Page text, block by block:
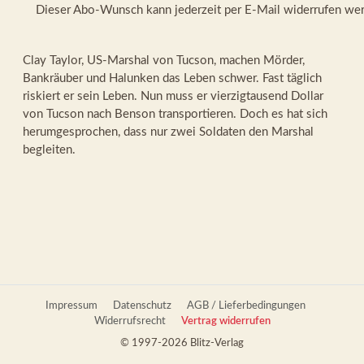
Dieser Abo-Wunsch kann jederzeit per E-Mail widerrufen
Clay Taylor, US-Marshal von Tucson, machen Mörder,
Bankräuber und Halunken das Leben schwer. Fast täglich
riskiert er sein Leben. Nun muss er vierzigtausend Dollar
von Tucson nach Benson transportieren. Doch es hat sich
herumgesprochen, dass nur zwei Soldaten den Marshal
begleiten.
Impressum Datenschutz
AGB / Lieferbedingungen
Widerrufsrecht
Vertrag widerrufen
© 1997-2026 Blitz-Verlag